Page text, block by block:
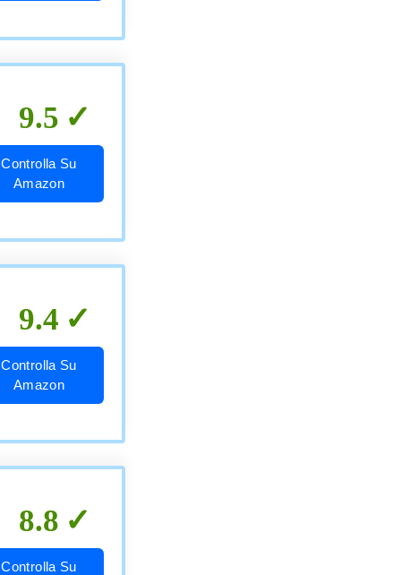
9.5
Controlla Su
Amazon
9.4
Controlla Su
Amazon
8.8
Controlla Su